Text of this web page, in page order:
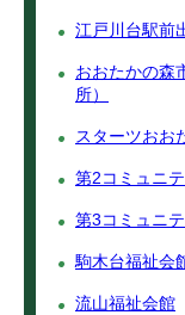
江戸川台駅前
おおたかの森
所）
スターツおお
第2コミュニ
第3コミュニ
駒木台福祉会
流山福祉会館